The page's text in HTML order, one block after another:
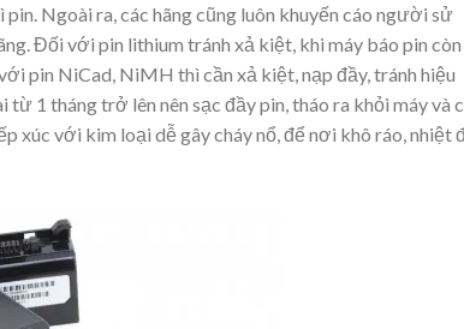
Ngoài ra, các hãng cũng luôn khuyến cáo người sử
Đối với pin lithium tránh xả kiệt, khi máy báo pin
pin NiCad, NiMH thì cần xả kiệt, nạp đầy, tránh hiệu
1 tháng trở lên nên sạc đầy pin, tháo ra khỏi máy và
xúc với kim loại dễ gây cháy nổ, để nơi khô ráo, nhiệt